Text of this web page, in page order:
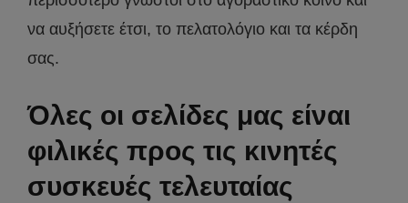
να αυξήσετε έτσι, το πελατολόγιο και τα κέρδη
σας.
Όλες οι σελίδες μας είναι
φιλικές προς τις κινητές
συσκευές τελευταίας